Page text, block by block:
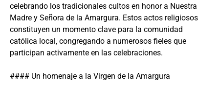
celebrando los tradicionales cultos en honor a Nuestra
Madre y Señora de la Amargura. Estos actos religiosos
constituyen un momento clave para la comunidad
católica local, congregando a numerosos fieles que
participan activamente en las celebraciones.
#### Un homenaje a la Virgen de la Amargura